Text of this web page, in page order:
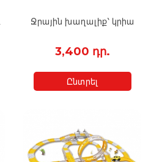
Ջրային խաղալիք՝ կրիա
3,400 դր.
Ընտրել